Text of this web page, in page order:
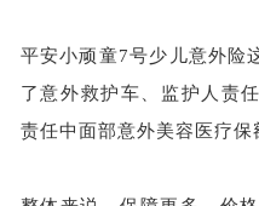
平安小顽童7号少儿意外险
了意外救护车、监护人责
责任中面部意外美容医疗保